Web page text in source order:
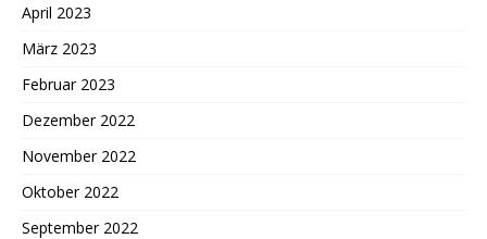
April 2023
März 2023
Februar 2023
Dezember 2022
November 2022
Oktober 2022
September 2022